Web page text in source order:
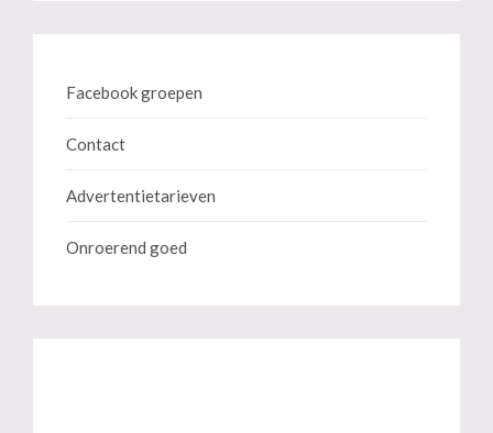
Facebook groepen
Contact
Advertentietarieven
Onroerend goed